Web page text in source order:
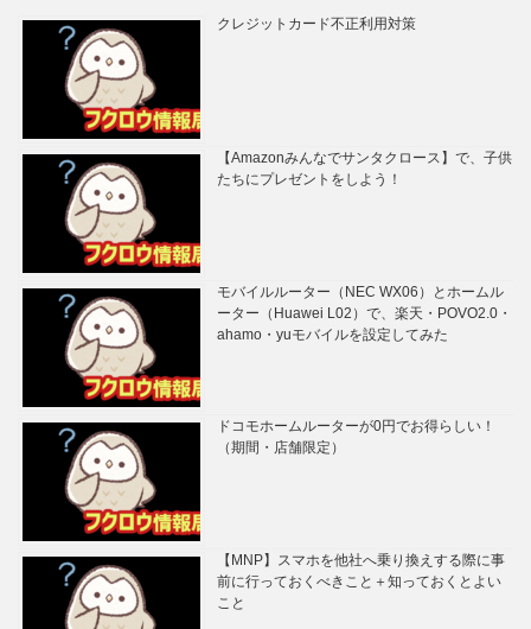
クレジットカード不正利用対策
【Amazonみんなでサンタクロース】で、子供
たちにプレゼントをしよう！
モバイルルーター（NEC WX06）とホームル
ーター（Huawei L02）で、楽天・POVO2.0・
ahamo・yuモバイルを設定してみた
ドコモホームルーターが0円でお得らしい！
（期間・店舗限定）
【MNP】スマホを他社へ乗り換えする際に事
前に行っておくべきこと＋知っておくとよい
こと